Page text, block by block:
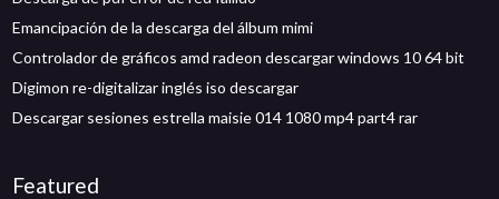
Emancipación de la descarga del álbum mimi
Controlador de gráficos amd radeon descargar windows 10 64 bit
Digimon re-digitalizar inglés iso descargar
Descargar sesiones estrella maisie 014 1080 mp4 part4 rar
Featured